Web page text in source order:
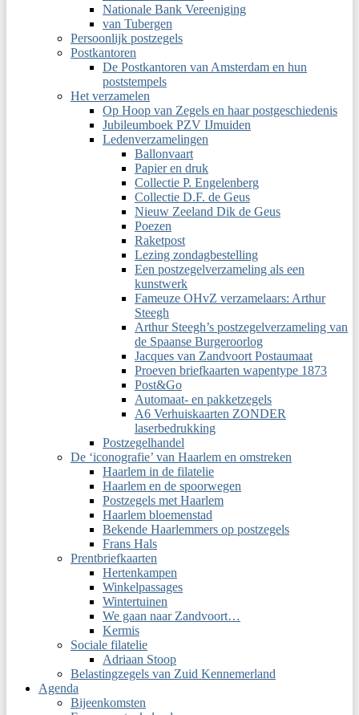
Nationale Bank Vereeniging
van Tubergen
Persoonlijk postzegels
Postkantoren
De Postkantoren van Amsterdam en hun
poststempels
Het verzamelen
Op Hoop van Zegels en haar postgeschiedenis
Jubileumboek PZV IJmuiden
Ledenverzamelingen
Ballonvaart
Papier en druk
Collectie P. Engelenberg
Collectie D.F. de Geus
Nieuw Zeeland Dik de Geus
Poezen
Raketpost
Lezing zondagbestelling
Een postzegelverzameling als een
kunstwerk
Fameuze OHvZ verzamelaars: Arthur
Steegh
Arthur Steegh’s postzegelverzameling van
de Spaanse Burgeroorlog
Jacques van Zandvoort Postaumaat
Proeven briefkaarten wapentype 1873
Post&Go
Automaat- en pakketzegels
A6 Verhuiskaarten ZONDER
laserbedrukking
Postzegelhandel
De ‘iconografie’ van Haarlem en omstreken
Haarlem in de filatelie
Haarlem en de spoorwegen
Postzegels met Haarlem
Haarlem bloemenstad
Bekende Haarlemmers op postzegels
Frans Hals
Prentbriefkaarten
Hertenkampen
Winkelpassages
Wintertuinen
We gaan naar Zandvoort…
Kermis
Sociale filatelie
Adriaan Stoop
Belastingzegels van Zuid Kennemerland
Agenda
Bijeenkomsten